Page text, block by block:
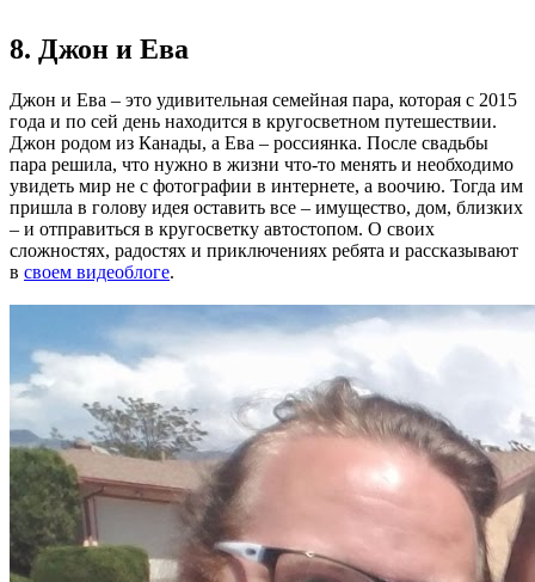
8. Джон и Ева
Джон и Ева – это удивительная семейная пара, которая с 2015
года и по сей день находится в кругосветном путешествии.
Джон родом из Канады, а Ева – россиянка. После свадьбы
пара решила, что нужно в жизни что-то менять и необходимо
увидеть мир не с фотографии в интернете, а воочию. Тогда им
пришла в голову идея оставить все – имущество, дом, близких
– и отправиться в кругосветку автостопом. О своих
сложностях, радостях и приключениях ребята и рассказывают
в своем видеоблоге.